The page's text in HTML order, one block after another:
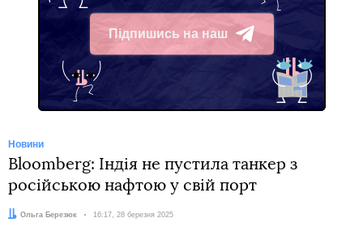
Підпишись на наш
Telegram
Новини
Bloomberg: Індія не пустила танкер з
російською нафтою у свій порт
Автор:
Ольга Березюк Дата:
16:17, 28 березня 2025